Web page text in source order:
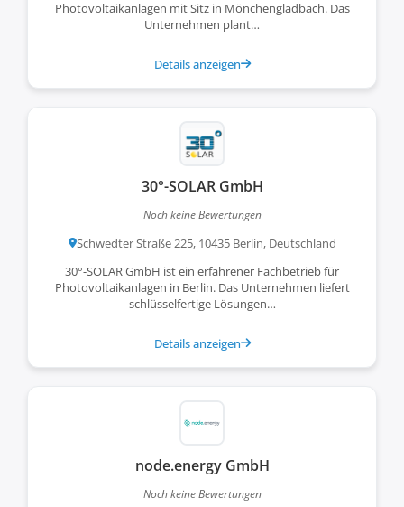
Photovoltaikanlagen mit Sitz in Mönchengladbach. Das
Unternehmen plant…
Details anzeigen
30°-SOLAR GmbH
Noch keine Bewertungen
Schwedter Straße 225, 10435 Berlin, Deutschland
30°-SOLAR GmbH ist ein erfahrener Fachbetrieb für
Photovoltaikanlagen in Berlin. Das Unternehmen liefert
schlüsselfertige Lösungen…
Details anzeigen
node.energy GmbH
Noch keine Bewertungen